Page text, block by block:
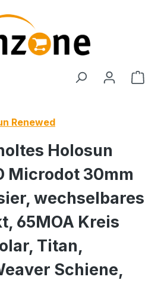
Renewed
Holosun
Microdot 30mm
wechselbares
65MOA Kreis
Titan,
Schiene,